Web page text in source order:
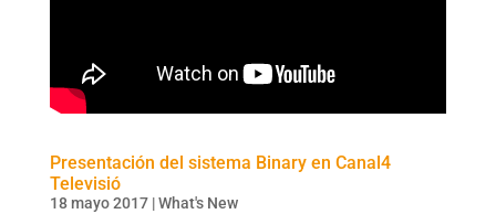
Presentación del sistema Binary en Canal4
Televisió
18 mayo 2017|What's New